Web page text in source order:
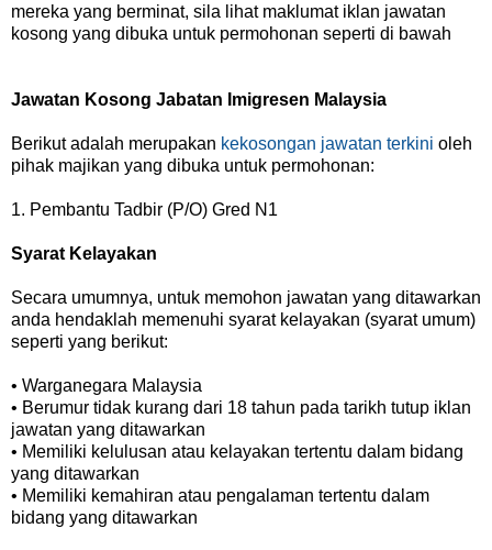
mereka yang berminat, sila lihat maklumat iklan jawatan
kosong yang dibuka untuk permohonan seperti di bawah
Jawatan Kosong Jabatan Imigresen Malaysia
Berikut adalah merupakan kekosongan jawatan terkini oleh
pihak majikan yang dibuka untuk permohonan:
1. Pembantu Tadbir (P/O) Gred N1
Syarat Kelayakan
Secara umumnya, untuk memohon jawatan yang ditawarkan
anda hendaklah memenuhi syarat kelayakan (syarat umum)
seperti yang berikut:
• Warganegara Malaysia
• Berumur tidak kurang dari 18 tahun pada tarikh tutup iklan
jawatan yang ditawarkan
• Memiliki kelulusan atau kelayakan tertentu dalam bidang
yang ditawarkan
• Memiliki kemahiran atau pengalaman tertentu dalam
bidang yang ditawarkan